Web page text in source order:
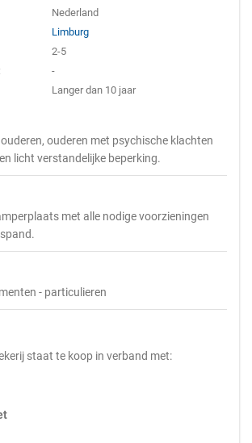
Nederland
Limburg
2-5
-
Langer dan 10 jaar
ouderen met psychische klachten
licht verstandelijke beperking.
met alle nodige voorzieningen
- particulieren
staat te koop in verband met: